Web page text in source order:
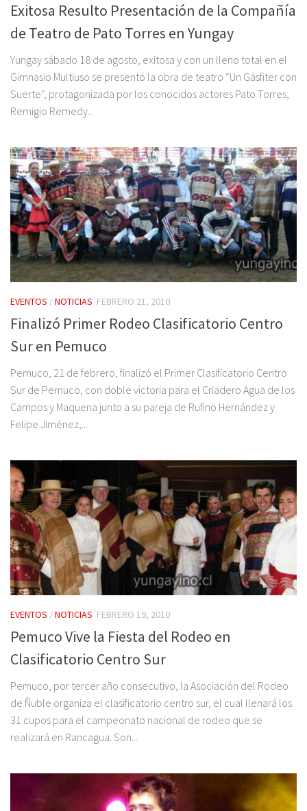
Exitosa Resulto Presentación de la Compañía
de Teatro de Pato Torres en Yungay
Yungay sábado 18 de agosto, exitosa y con un lleno total en el
Gimnasio Multiuso se presentó la obra de teatro “Un Gásfiter con
Suerte”, protagonizada por los conocidos actores Pato Torres,
Remigio Remedy...
EVENTOS /NOTICIAS FEBRERO 21, 2010
Finalizó Primer Rodeo Clasificatorio Centro
Sur en Pemuco
Pemuco, 21 de febrero, finalizó el Primer Clasificatorio Centro
Sur de Pemuco, con doble victoria para el Criadero Agua de los
Campos y Maquena junto a su pareja de Rufino Hernández y
Felipe Jiménez,...
EVENTOS /NOTICIAS FEBRERO 19, 2010
Pemuco Vive la Fiesta del Rodeo en
Clasificatorio Centro Sur
Pemuco, por tercer año consecutivo, la Asociación del Rodeo
de Ñuble organiza el clasificatorio centro sur, el cual llenará los
31 cupos para el campeonato nacional de rodeo que se
realizará en Rancagua. Son...